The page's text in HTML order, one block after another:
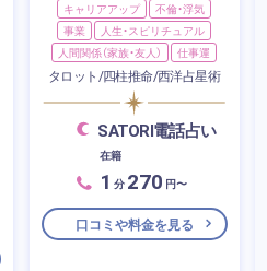
キャリアアップ
不倫・浮気
事業
人生・スピリチュアル
人間関係（家族・友人）
仕事運
タロット/四柱推命/西洋占星術
SATORI電話占い
在籍
1 分 270 円〜
口コミや料金を見る